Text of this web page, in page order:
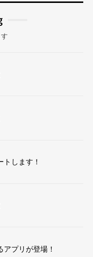
します！
プリが登場！